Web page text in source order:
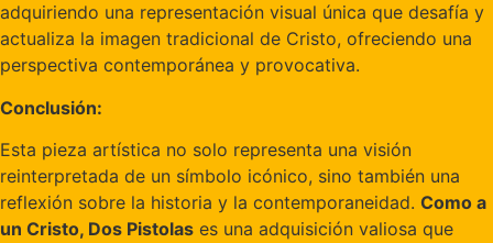
adquiriendo una representación visual única que desafía y
actualiza la imagen tradicional de Cristo, ofreciendo una
perspectiva contemporánea y provocativa.
Conclusión:
Esta pieza artística no solo representa una visión
reinterpretada de un símbolo icónico, sino también una
reflexión sobre la historia y la contemporaneidad. Como a
un Cristo, Dos Pistolas es una adquisición valiosa que